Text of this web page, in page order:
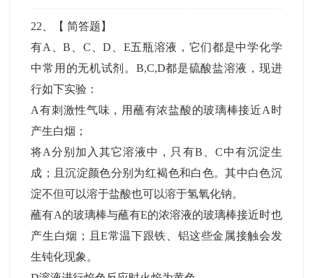
22 、【简答题 】
有A、B、C、D、E五瓶溶液，它们都是中学化学
中常用的无机试剂。B,C,D都是硫酸盐溶液，现进
行如下实验：
A有刺激性气味，用蘸有浓盐酸的玻璃棒接近A时
产生白烟；
将A分别加入其它溶液中，只有B、C中有沉淀生
成；且沉淀颜色分别为红褐色和白色。其中白色沉
淀不但可以溶于盐酸也可以溶于氢氧化钠。
蘸有A的玻璃棒与蘸有E的浓溶液的玻璃棒接近时也
产生白烟；且E常温下跟铁、铝这些金属接触会发
生钝化现象。